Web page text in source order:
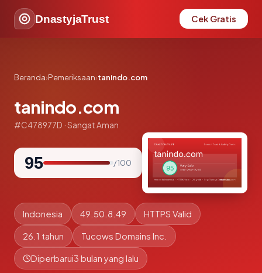
DnastyjaTrust Cek Gratis
Beranda›Pemeriksaan›tanindo.com
tanindo.com
#C478977D · Sangat Aman
95 / 100
Indonesia 49.50.8.49 HTTPS Valid
26.1 tahun Tucows Domains Inc.
Diperbarui3 bulan yang lalu